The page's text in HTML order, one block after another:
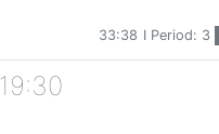
33:38 I Period: 3
19:30